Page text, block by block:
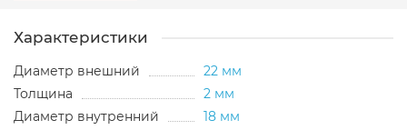
Характеристики
Диаметр внешний
22 мм
Толщина
2 мм
Диаметр внутренний
18 мм